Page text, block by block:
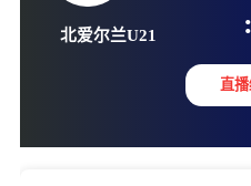
北爱尔兰U21